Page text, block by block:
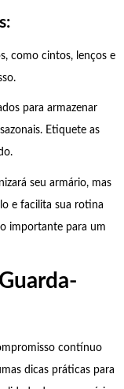
como cintos, lenços e
para armazenar
Etiquete as
seu armário, mas
e facilita sua rotina
importante para um
contínuo
dicas práticas para